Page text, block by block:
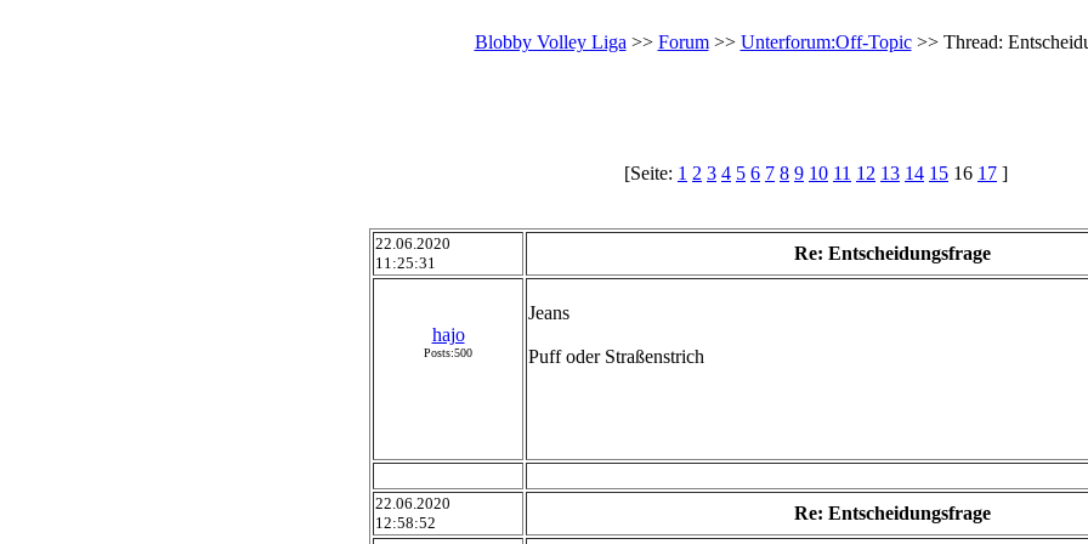
Blobby Volley Liga >> Forum>> Unterforum:Off-Topic>> Thread:
[Seite: 1 2 3 4 5 6 7 8 9 10 11 12 13 14 15 16 17 ]
22.06.2020
11:25:31
Re: Entscheidungsfrage
hajo
Posts:500
Jeans
Puff oder Straßenstrich
22.06.2020
12:58:52
Re: Entscheidungsfrage